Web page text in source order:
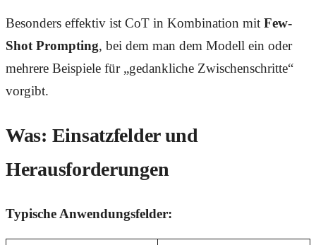
Besonders effektiv ist CoT in Kombination mit Few-
Shot Prompting, bei dem man dem Modell ein oder
mehrere Beispiele für „gedankliche Zwischenschritte“
vorgibt.
Was: Einsatzfelder und
Herausforderungen
Typische Anwendungsfelder: